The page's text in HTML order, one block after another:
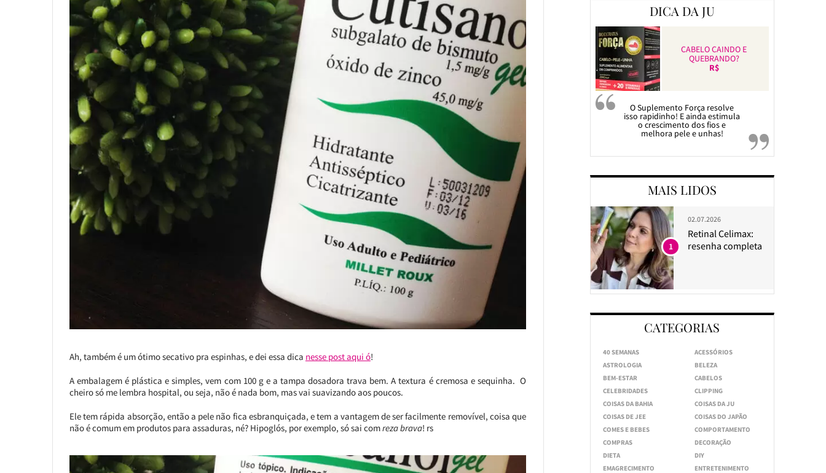
Ah, também é um ótimo secativo pra espinhas, e dei essa dica nesse post aqui ó!
A embalagem é plástica e simples, vem com 100 g e a tampa dosadora trava bem. A textura é cremosa e sequinha. O
cheiro só me lembra hospital, ou seja, não é nada bom, mas vai suavizando aos poucos.
Ele tem rápida absorção, então a pele não fica esbranquiçada, e tem a vantagem de ser facilmente removível, coisa que
não é comum em produtos para assaduras, né? Hipoglós, por exemplo, só sai comreza brava! rs
DICA DA JU
CABELO CAINDO E
QUEBRANDO?
R$
O Suplemento Força resolve
isso rapidinho! E ainda estimula
o crescimento dos fios e
melhora pele e unhas!
MAIS LIDOS
02.07.2026
Retinal Celimax:
resenha completa
1
CATEGORIAS
40 SEMANAS
ACESSÓRIOS
ASTROLOGIA
BELEZA
BEM-ESTAR
CABELOS
CELEBRIDADES
CLIPPING
COISAS DA BAHIA
COISAS DA JU
COISAS DE JEE
COISAS DO JAPÃO
COMES E BEBES
COMPORTAMENTO
COMPRAS
DECORAÇÃO
DIETA
DIY
EMAGRECIMENTO
ENTRETENIMENTO